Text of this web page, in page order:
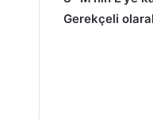
Gerekçeli